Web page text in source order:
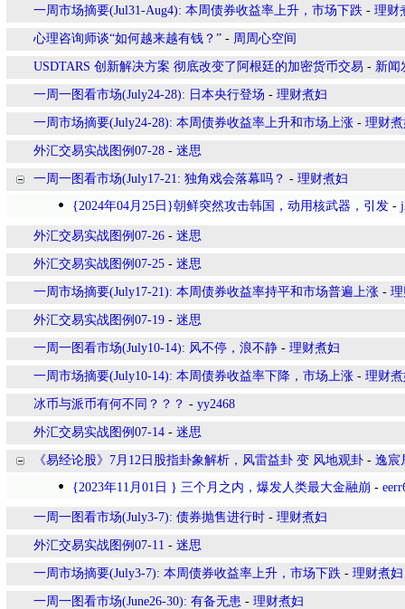
一周市场摘要(Jul31-Aug4): 本周债券收益率上升，市场下跌 - 理财
心理咨询师谈“如何越来越有钱？” - 周周心空间
USDTARS 创新解决方案 彻底改变了阿根廷的加密货币交易 - 新闻
一周一图看市场(July24-28): 日本央行登场 - 理财煮妇
一周市场摘要(July24-28): 本周债券收益率上升和市场上涨 - 理财
外汇交易实战图例07-28 - 迷思
一周一图看市场(July17-21: 独角戏会落幕吗？ - 理财煮妇
{2024年04月25日}朝鲜突然攻击韩国，动用核武器，引发 -
外汇交易实战图例07-26 - 迷思
外汇交易实战图例07-25 - 迷思
一周市场摘要(July17-21): 本周债券收益率持平和市场普遍上涨 -
外汇交易实战图例07-19 - 迷思
一周一图看市场(July10-14): 风不停，浪不静 - 理财煮妇
一周市场摘要(July10-14): 本周债券收益率下降，市场上涨 - 理财
冰币与派币有何不同？？？ - yy2468
外汇交易实战图例07-14 - 迷思
《易经论股》7月12日股指卦象解析，风雷益卦 变 风地观卦 - 逸宸
{2023年11月01日 } 三个月之内，爆发人类最大金融崩 -
一周一图看市场(July3-7): 债券抛售进行时 - 理财煮妇
外汇交易实战图例07-11 - 迷思
一周市场摘要(July3-7): 本周债券收益率上升，市场下跌 - 理财煮妇
一周一图看市场(June26-30): 有备无患 - 理财煮妇